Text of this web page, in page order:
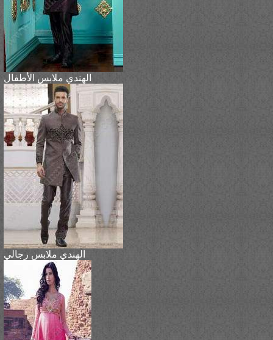
الهندي ملابس الأطفال
الهندي ملابس رجالي